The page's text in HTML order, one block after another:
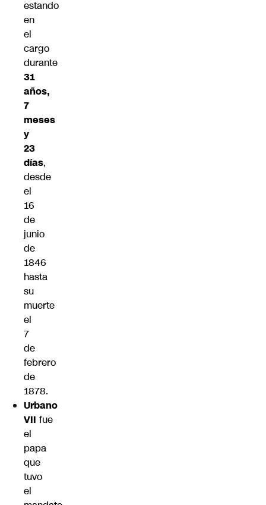
estando
en
el
cargo
durante
31
años,
7
meses
y
23
días,
desde
el
16
de
junio
de
1846
hasta
su
muerte
el
7
de
febrero
de
1878.
Urbano
VII fue
el
papa
que
tuvo
el